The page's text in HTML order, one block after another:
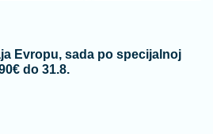
Evropu, sada po specijalnoj
do 31.8.